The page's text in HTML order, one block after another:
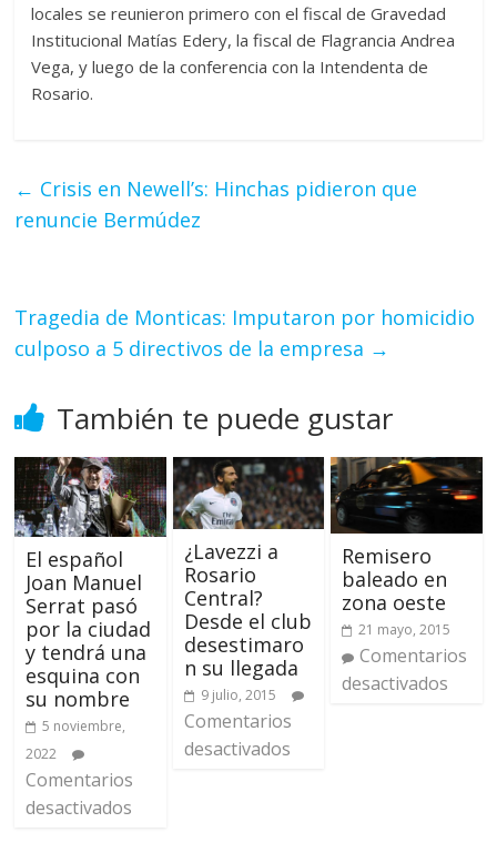
locales se reunieron primero con el fiscal de Gravedad
Institucional Matías Edery, la fiscal de Flagrancia Andrea
Vega, y luego de la conferencia con la Intendenta de
Rosario.
← Crisis en Newell’s: Hinchas pidieron que
renuncie Bermúdez
Tragedia de Monticas: Imputaron por homicidio
culposo a 5 directivos de la empresa →
También te puede gustar
El español
Joan Manuel
Serrat pasó
por la ciudad
y tendrá una
esquina con
su nombre
5 noviembre,
2022
Comentarios
desactivados
¿Lavezzi a
Rosario
Central?
Desde el club
desestimaro
n su llegada
9 julio, 2015
Comentarios
desactivados
Remisero
baleado en
zona oeste
21 mayo, 2015
Comentarios
desactivados